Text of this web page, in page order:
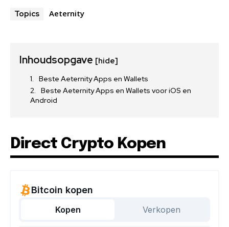
Topics Aeternity
Inhoudsopgave [hide]
Beste Aeternity Apps en Wallets
Beste Aeternity Apps en Wallets voor iOS en
Android
Direct Crypto Kopen